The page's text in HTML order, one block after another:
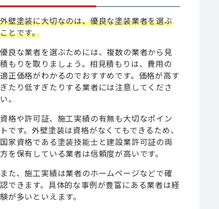
外壁塗装に大切なのは、優良な塗装業者を選ぶ
ことです。
優良な業者を選ぶためには、複数の業者から見
積もりを取りましょう。相見積もりは、費用の
適正価格がわかるのでおすすめです。価格が高す
ぎたり低すぎたりする業者には注意してくださ
い。
資格や許可証、施工実績の有無も大切なポイン
トです。外壁塗装は資格がなくてもできるため、
国家資格である塗装技能士と建設業許可証の両
方を保有している業者は信頼度が高いです。
また、施工実績は業者のホームページなどで確
認できます。具体的な事例が豊富にある業者は経
験が多いといえます。